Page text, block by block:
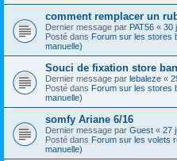
comment remplacer un
Dernier message par PAT56 « 30
Posté dans Forum sur les stores
manuelle)
Souci de fixation store
Dernier message par lebaleze «
Posté dans Forum sur les stores
manuelle)
somfy Ariane 6/16
Dernier message par Guest « 27
Posté dans Forum sur les volets
manuelle)